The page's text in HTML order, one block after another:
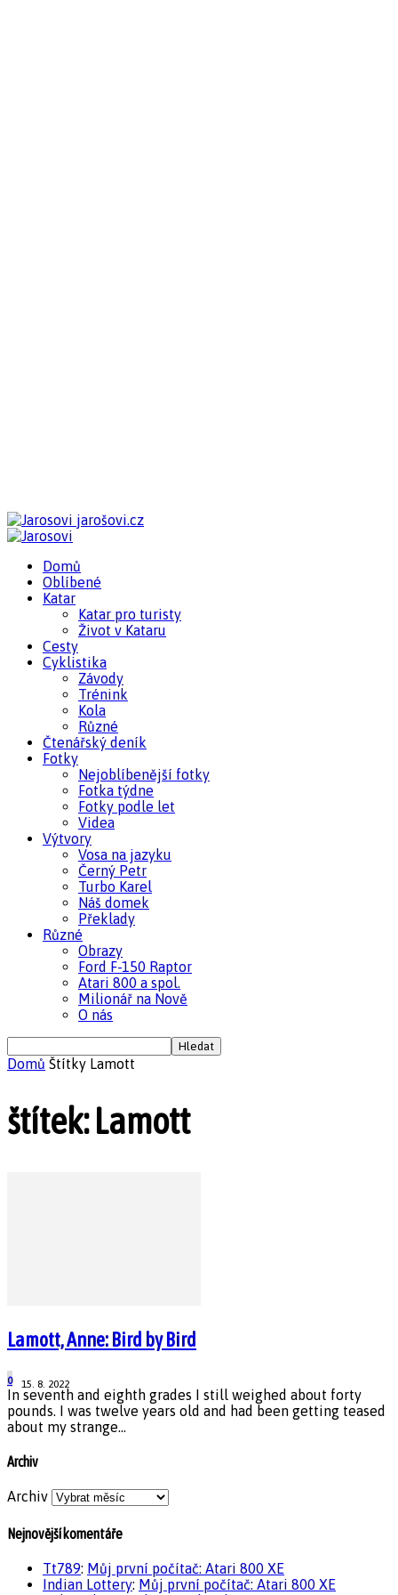
jarošovi.cz
Domů
Oblíbené
Katar
Katar pro turisty
Život v Kataru
Cesty
Cyklistika
Závody
Trénink
Kola
Různé
Čtenářský deník
Fotky
Nejoblíbenější fotky
Fotka týdne
Fotky podle let
Videa
Výtvory
Vosa na jazyku
Černý Petr
Turbo Karel
Náš domek
Překlady
Různé
Obrazy
Ford F-150 Raptor
Atari 800 a spol.
Milionář na Nově
O nás
Domů Štítky Lamott
štítek: Lamott
Lamott, Anne: Bird by Bird
15. 8. 2022
0
In seventh and eighth grades I still weighed about forty
pounds. I was twelve years old and had been getting teased
about my strange...
Archiv
Archiv
Nejnovější komentáře
Tt789: Můj první počítač: Atari 800 XE
Indian Lottery: Můj první počítač: Atari 800 XE